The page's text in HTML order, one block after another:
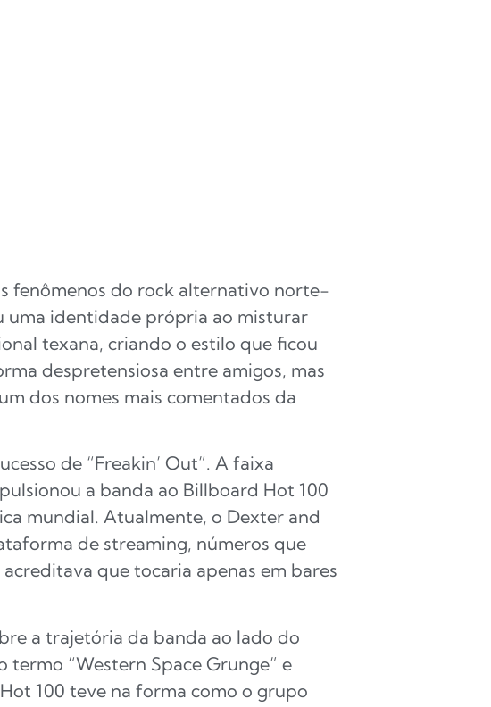
fenômenos do rock alternativo norte-
uma identidade própria ao misturar
texana, criando o estilo que ficou
despretensiosa entre amigos, mas
dos nomes mais comentados da
de “Freakin’ Out”. A faixa
a banda ao Billboard Hot 100
mundial. Atualmente, o Dexter and
de streaming, números que
que tocaria apenas em bares
a trajetória da banda ao lado do
termo “Western Space Grunge” e
100 teve na forma como o grupo